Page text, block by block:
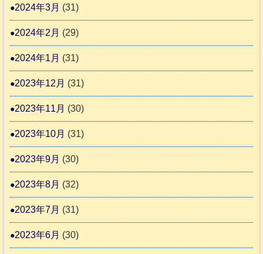
2024年3月 (31)
2024年2月 (29)
2024年1月 (31)
2023年12月 (31)
2023年11月 (30)
2023年10月 (31)
2023年9月 (30)
2023年8月 (32)
2023年7月 (31)
2023年6月 (30)